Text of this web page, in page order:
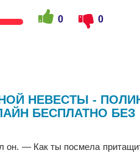
0 0
НЕВЕСТЫ -
БЕСПЛАТНО БЕЗ
— Как ты посмела